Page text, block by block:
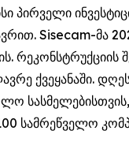
პირველი
Sisecam-მა
ქვეყანაში.
სამრეწველო